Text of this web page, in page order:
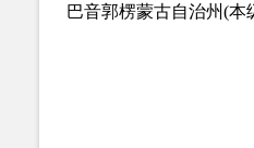
巴音郭楞蒙古自治州(本